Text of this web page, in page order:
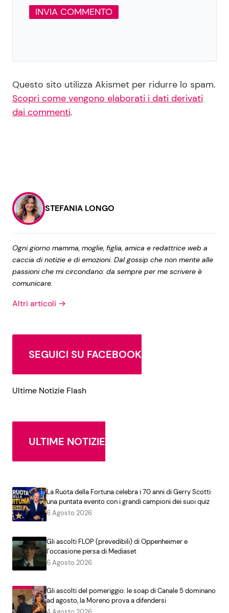
Questo sito utilizza Akismet per ridurre lo spam.
Scopri come vengono elaborati i dati derivati
dai commenti.
STEFANIA LONGO
Ogni giorno mamma, moglie, figlia, amica e redattrice web a
caccia di notizie e di emozioni. Dal gossip che non mente alle
passioni che mi circondano: da sempre per me scrivere è
comunicare.
Altri articoli →
SEGUICI SU FACEBOOK
Ultime Notizie Flash
ULTIME NOTIZIE
La Ruota della Fortuna celebra i 70 anni di Gerry Scotti:
una puntata evento con i grandi campioni dei suoi quiz
6 Agosto 2026
Gli ascolti FLOP (prevedibili) di Oppenheimer e
l’occasione persa di Mediaset
6 Agosto 2026
Gli ascolti del pomeriggio: le soap di Canale 5 dominano
ad agosto, la Moreno prova a difendersi